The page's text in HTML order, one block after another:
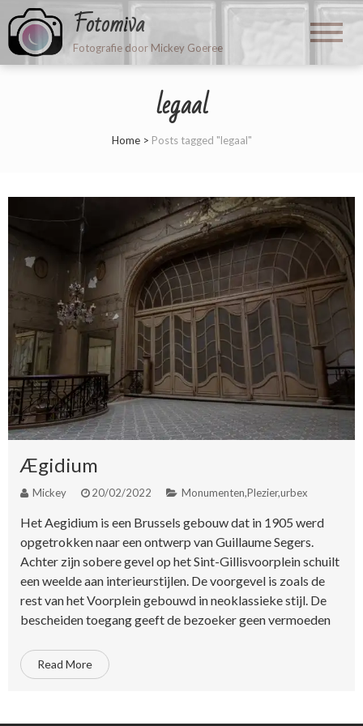
Fotomiva
Fotografie door Mickey Goeree
legaal
Home> Posts tagged "legaal"
Ægidium
Mickey 20/02/2022 Monumenten,Plezier,urbex
Het Aegidium is een Brussels gebouw dat in 1905 werd
opgetrokken naar een ontwerp van Guillaume Segers.
Achter zijn sobere gevel op het Sint-Gillisvoorplein schuilt
een weelde aan interieurstijlen. De voorgevel is zoals de
rest van het Voorplein gebouwd in neoklassieke stijl. De
bescheiden toegang geeft de bezoeker geen vermoeden
Read More